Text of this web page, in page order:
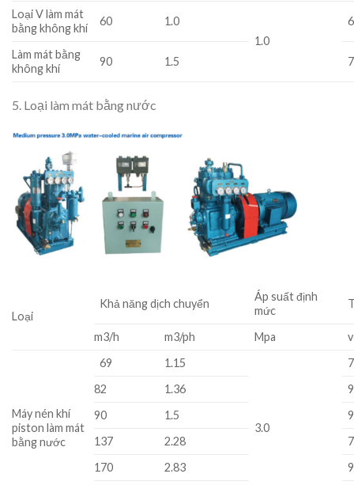
Loại V làm mát
bằng không khí
60
1.0
1.0
Làm mát bằng
không khí
90 1.5
5. Loại làm mát bằng nước
Loại
Khả năng dịch chuyển
Áp suất định
mức
m3/h m3/ph Mpa
Máy nén khí
piston làm mát
bằng nước
69 1.15
3.0
82
1.36
90
1.5
137
2.28
170
2.83